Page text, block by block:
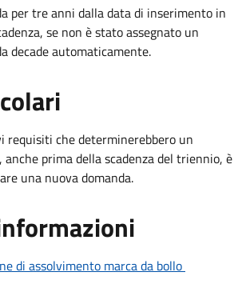
per tre anni dalla data di inserimento in
se non è stato assegnato un
decade automaticamente.
requisiti che determinerebbero un
prima della scadenza del triennio, è
una nuova domanda.
di assolvimento marca da bollo